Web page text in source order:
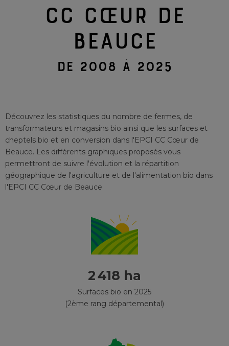
CC CŒUR DE
BEAUCE
DE 2008 À 2025
Découvrez les statistiques du nombre de fermes, de
transformateurs et magasins bio ainsi que les surfaces et
cheptels bio et en conversion dans l'EPCI CC Cœur de
Beauce. Les différents graphiques proposés vous
permettront de suivre l'évolution et la répartition
géographique de l'agriculture et de l'alimentation bio dans
l'EPCI CC Cœur de Beauce
2 418 ha
Surfaces bio en 2025
(2ème rang départemental)